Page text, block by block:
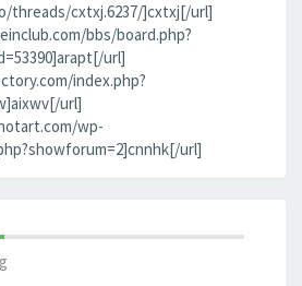
threads/cxtxj.6237/]cxtxj[/url]
bbs/board.php?
url]
index.php?
url]
wp-
url]